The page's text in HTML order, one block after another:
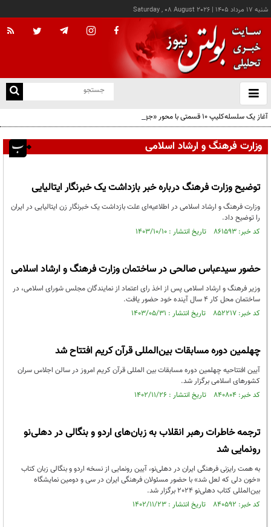
شنبه ۱۷ مرداد ۱۴۰۵ |
Saturday , 08 August 2026
باز
و
آغاز یک سلسله‌کلیپ ۱۰ قسمتی با محور «جهاد اقتصادی»؛ از ریشه‌یابی مشکلات تا راهکارهایی
که می‌تواند مسیر اقتصاد کشور را تغییر دهد
وزارت فرهنگ و ارشاد اسلامی
توضیح وزارت فرهنگ درباره خبر بازداشت یک خبرنگار ایتالیایی
وزارت فرهنگ و ارشاد اسلامی در اطلاعیه‌ای علت بازداشت یک خبرنگار زن ایتالیایی در ایران
را توضیح داد.
کد خبر: ۸۶۱۵۹۳ تاریخ انتشار : ۱۴۰۳/۱۰/۱۰
حضور سیدعباس صالحی در ساختمان وزارت فرهنگ و ارشاد اسلامی
وزیر فرهنگ و ارشاد اسلامی پس از اخذ رای اعتماد از نمایندگان مجلس شورای اسلامی، در
ساختمان محل کار ۴ سال آینده خود حضور یافت.
کد خبر: ۸۵۲۲۱۷ تاریخ انتشار : ۱۴۰۳/۰۵/۳۱
چهلمین دوره مسابقات بین‌المللی قرآن کریم افتتاح شد
آیین افتتاحیه چهلمین دوره مسابقات بین المللی قرآن کریم امروز در سالن اجلاس سران
کشورهای اسلامی برگزار شد.
کد خبر: ۸۴۰۸۰۴ تاریخ انتشار : ۱۴۰۲/۱۱/۲۶
ترجمه خاطرات رهبر انقلاب به زبان‌های اردو و بنگالی در دهلی‌نو
رونمایی شد
به همت رایزنی فرهنگی ایران در دهلی‌نو، آیین رونمایی از نسخه اردو و بنگالی زبان کتاب
«خون دلی که لعل شد» با حضور مسئولان فرهنگی ایران در سی ‌و دومین نمایشگاه
بین‌المللی کتاب دهلی‌نو 2024 برگزار شد.
کد خبر: ۸۴۰۵۹۲ تاریخ انتشار : ۱۴۰۲/۱۱/۲۳